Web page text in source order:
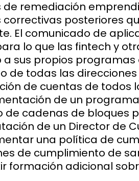
remediación
correctivas posteriores
El comunicado de
lo que las fintech y
a sus propios
de todas las
de cuentas de todos
de un
de cadenas de bloques
de un Director de
una política de
de cumplimiento de
formación adicional